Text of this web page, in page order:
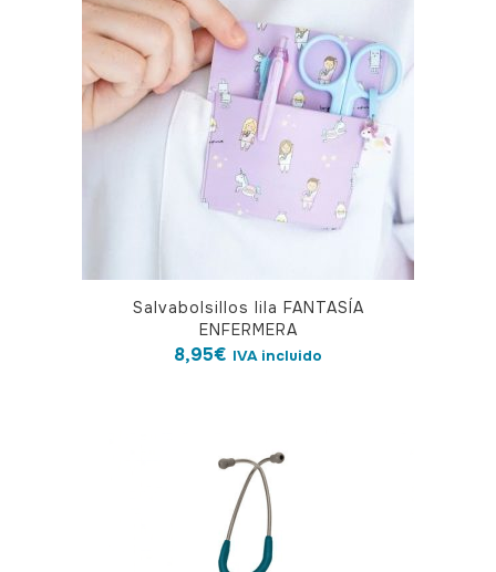
Salvabolsillos lila FANTASÍA
ENFERMERA
8,95€ IVA incluido